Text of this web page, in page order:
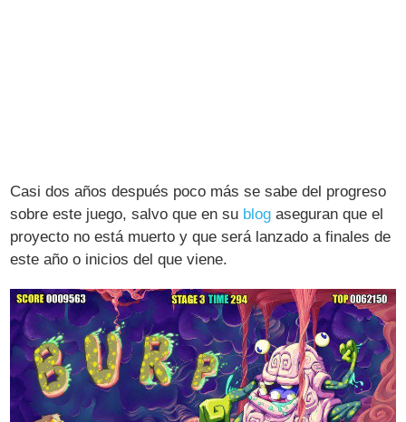
Casi dos años después poco más se sabe del progreso
sobre este juego, salvo que en su blog aseguran que el
proyecto no está muerto y que será lanzado a finales de
este año o inicios del que viene.